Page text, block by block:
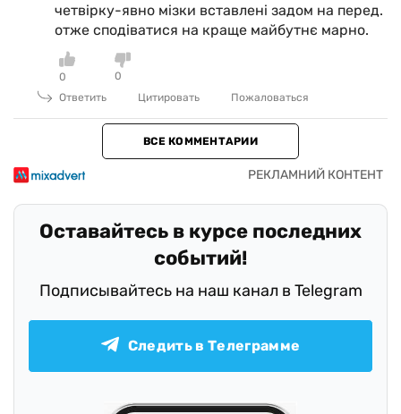
четвірку-явно мізки вставлені задом на перед.
отже сподіватися на краще майбутнє марно.
0
0
Ответить
Цитировать Пожаловаться
ВСЕ КОММЕНТАРИИ
Оставайтесь в курсе последних
событий!
Подписывайтесь на наш канал в Telegram
Следить в Телеграмме